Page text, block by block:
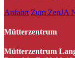
Anfahrt Zum ZenJA
Mütterzentrum
Mütterzentrum